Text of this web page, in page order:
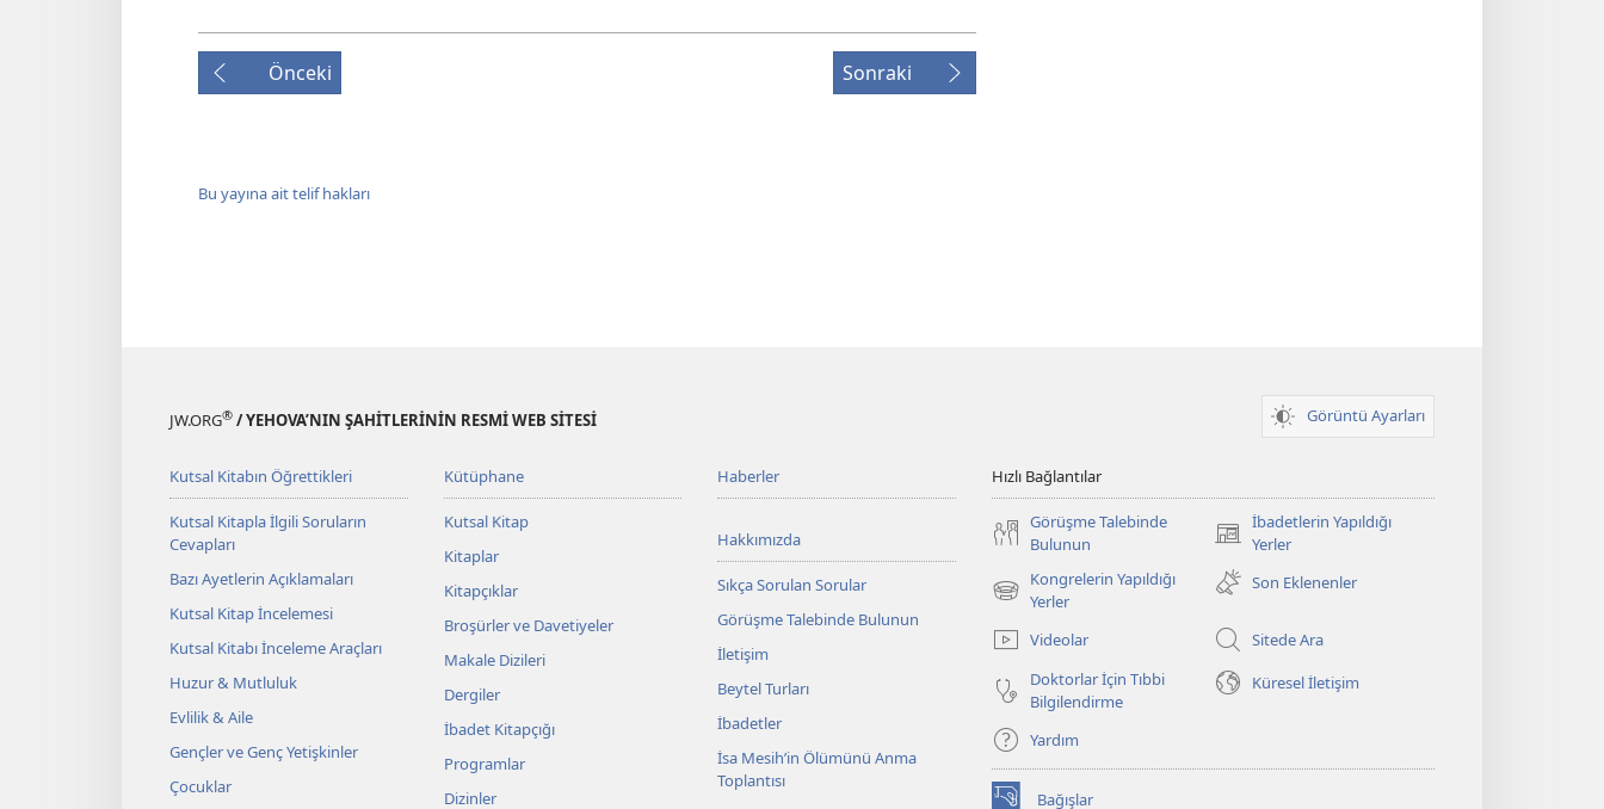
Önceki Sonraki
Bu yayına ait telif hakları
JW.ORG® / YEHOVA’NIN ŞAHİTLERİNİN RESMİ WEB SİTESİ Görüntü Ayarları
Kutsal Kitabın Öğrettikleri
Kutsal Kitapla İlgili Soruların
Cevapları
Bazı Ayetlerin Açıklamaları
Kutsal Kitap İncelemesi
Kutsal Kitabı İnceleme Araçları
Huzur & Mutluluk
Evlilik & Aile
Gençler ve Genç Yetişkinler
Çocuklar
Kütüphane
Kutsal Kitap
Kitaplar
Kitapçıklar
Broşürler ve Davetiyeler
Makale Dizileri
Dergiler
İbadet Kitapçığı
Programlar
Dizinler
Haberler
Hakkımızda
Sıkça Sorulan Sorular
Görüşme Talebinde Bulunun
İletişim
Beytel Turları
İbadetler
İsa Mesih’in Ölümünü Anma
Toplantısı
Hızlı Bağlantılar
Görüşme Talebinde
Bulunun
İbadetlerin Yapıldığı
Yerler
(yeni
pencere
açar)
Kongrelerin Yapıldığı
Yerler
(yeni
açar)
Son Eklenenler
Videolar
Sitede Ara
Doktorlar İçin Tıbbi
Bilgilendirme
Küresel İletişim
Yardım
Bağışlar